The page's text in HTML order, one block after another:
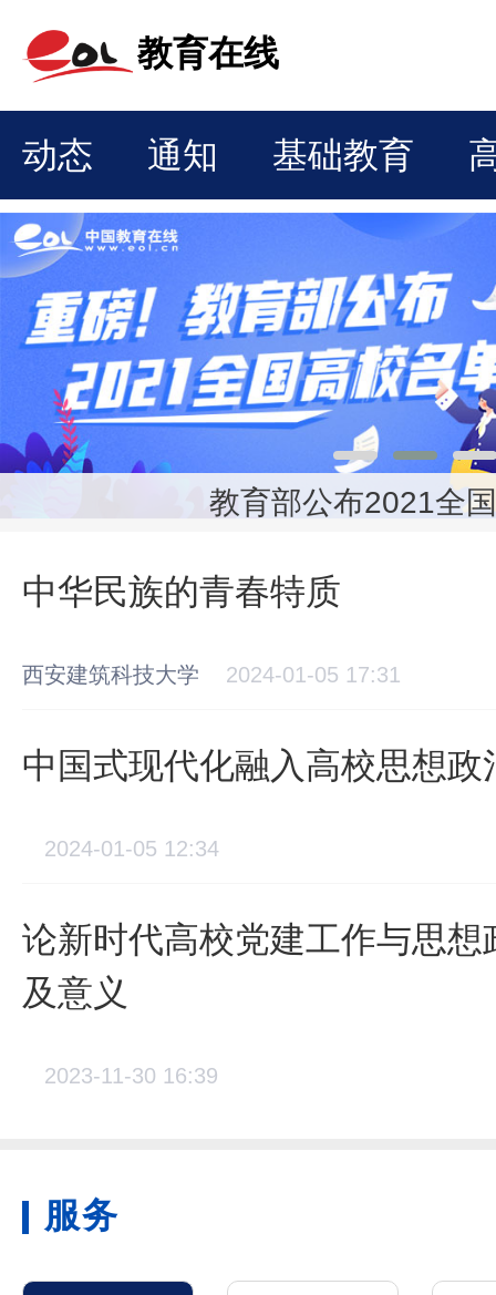
教育在线
动态 通知 基础教育
那些我国本土培养的
中华民族的青春特质
西安建筑科技大学 2024-01-05 17:31
中国式现代化融入高校思想
2024-01-05 12:34
论新时代高校党建工作与思
及意义
2023-11-30 16:39
服务